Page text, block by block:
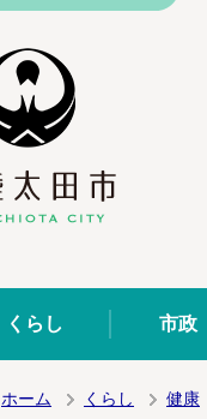
くらし 市政
ホーム くらし 健康